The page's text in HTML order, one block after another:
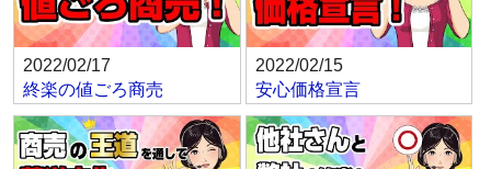
2022/02/17
終楽の値ごろ商売
2022/02/15
安心価格宣言